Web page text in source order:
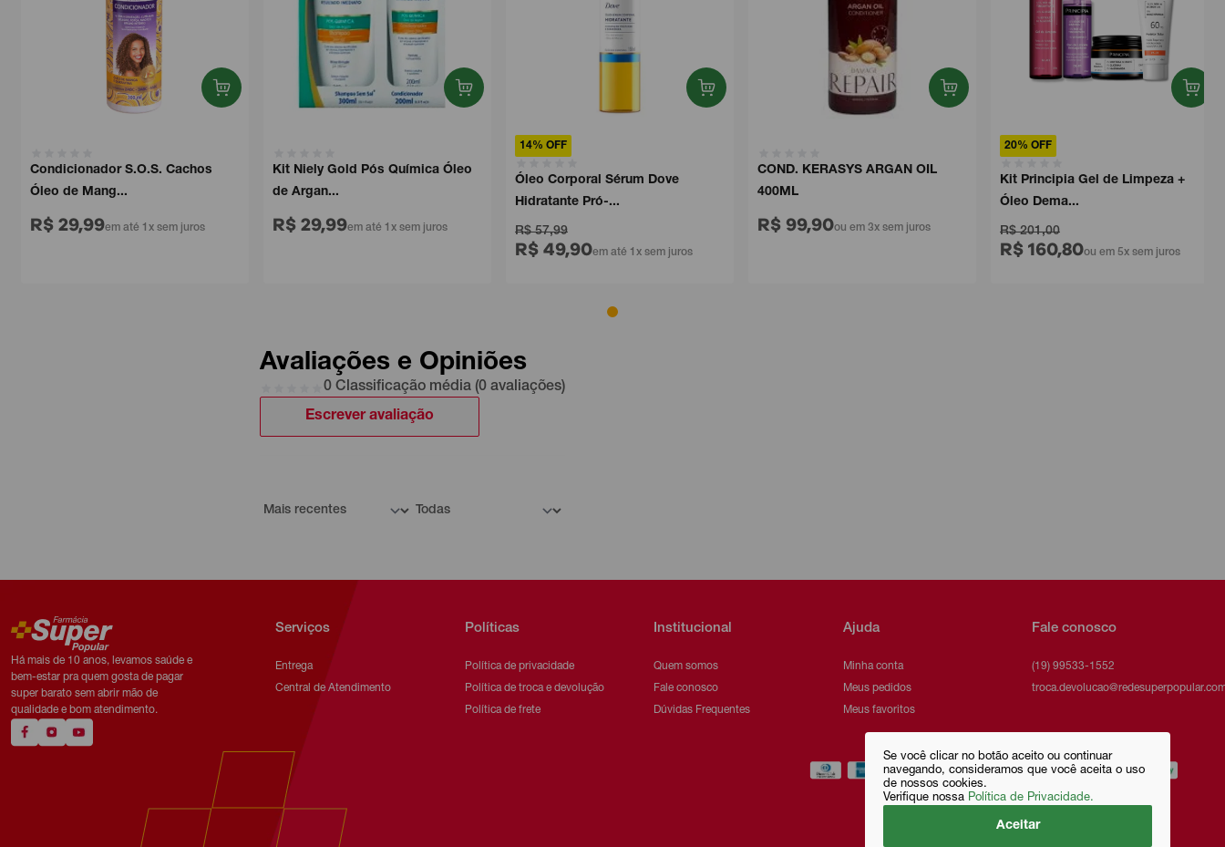
Se você clicar no botão aceito ou continuar
navegando, consideramos que você aceita o uso
de nossos cookies.
Verifique nossa Política de Privacidade.
Aceitar
Condicionador S.O.S. Cachos
Óleo de Mang...
R$ 29,99em até 1x sem juros
Kit Niely Gold Pós Química Óleo
de Argan...
R$ 29,99em até 1x sem juros
14% OFF
Óleo Corporal Sérum Dove
Hidratante Pró-...
R$ 57,99
R$ 49,90em até 1x sem juros
COND. KERASYS ARGAN OIL
400ML
R$ 99,90ou em 3x sem juros
20% OFF
Kit Principia Gel de Limpeza +
Óleo Dema...
R$ 201,00
R$ 160,80ou em 5x sem juros
Avaliações e Opiniões
0 Classificação média (0 avaliações)
Escrever avaliação
Há mais de 10 anos, levamos saúde e
bem-estar pra quem gosta de pagar
super barato sem abrir mão de
qualidade e bom atendimento.
Serviços
Entrega
Central de Atendimento
Políticas
Política de privacidade
Política de troca e devolução
Política de frete
Institucional
Quem somos
Fale conosco
Dúvidas Frequentes
Ajuda
Minha conta
Meus pedidos
Meus favoritos
Fale conosco
(19) 99533-1552